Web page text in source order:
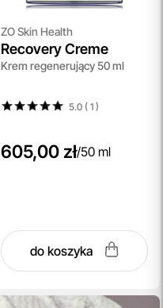
ZO Skin Health
Recovery Creme
Krem regenerujący 50 ml
5.0 ( 1)
605,00 zł/50 ml
do koszyka